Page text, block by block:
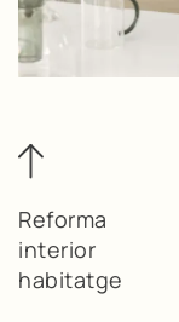
Reforma
interior
habitatge